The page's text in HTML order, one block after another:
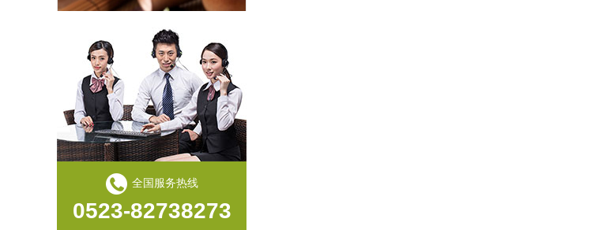
冰鲜鸭爪
全国服务热线
0523-82738273